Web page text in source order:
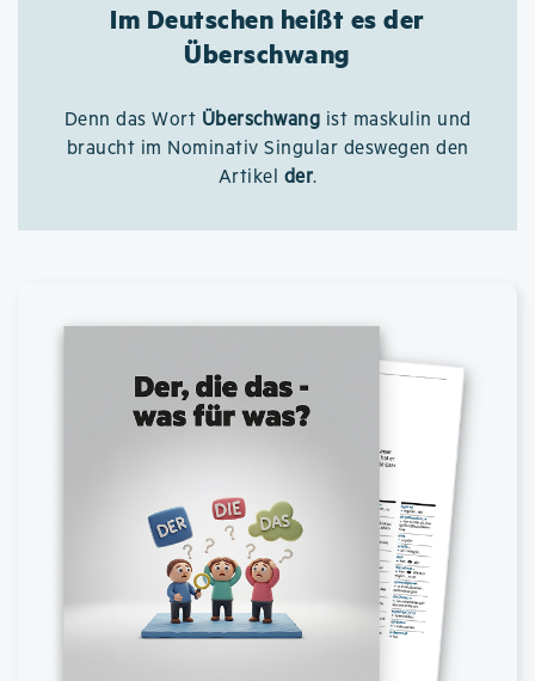
Im Deutschen heißt es der
Überschwang
Denn das Wort Überschwang ist maskulin und
braucht im Nominativ Singular deswegen den
Artikel der.